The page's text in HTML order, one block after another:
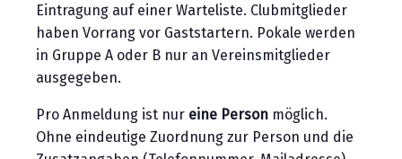
Eintragung auf einer Warteliste. Clubmitglieder
haben Vorrang vor Gaststartern. Pokale werden
in Gruppe A oder B nur an Vereinsmitglieder
ausgegeben.
Pro Anmeldung ist nur eine Person möglich.
Ohne eindeutige Zuordnung zur Person und die